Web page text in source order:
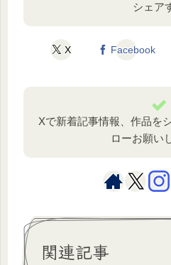
シェア
X Facebook
Xで新着記事情報、作品を
ローお願い
関連記事